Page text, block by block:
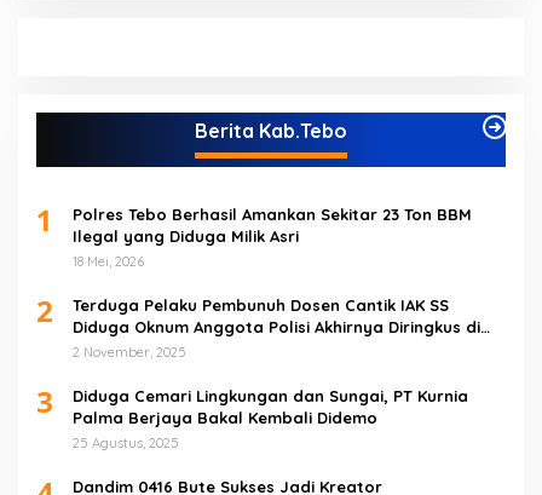
Berita Kab.Tebo
1
Polres Tebo Berhasil Amankan Sekitar 23 Ton BBM
Ilegal yang Diduga Milik Asri
18 Mei, 2026
2
Terduga Pelaku Pembunuh Dosen Cantik IAK SS
Diduga Oknum Anggota Polisi Akhirnya Diringkus di
Tebo Tengah
2 November, 2025
3
Diduga Cemari Lingkungan dan Sungai, PT Kurnia
Palma Berjaya Bakal Kembali Didemo
25 Agustus, 2025
Dandim 0416 Bute Sukses Jadi Kreator